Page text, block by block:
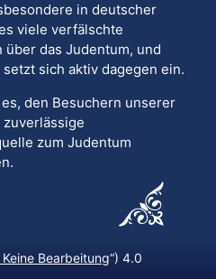
in deutscher
viele verfälschte
über das Judentum, und
sich aktiv dagegen ein.
den Besuchern unserer
zum Judentum
Bearbeitung“) 4.0